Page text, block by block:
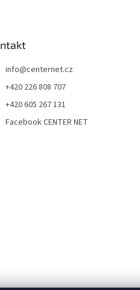
info@centernet.cz
+420 226 808 707
+420 605 267 131
Facebook CENTER NET